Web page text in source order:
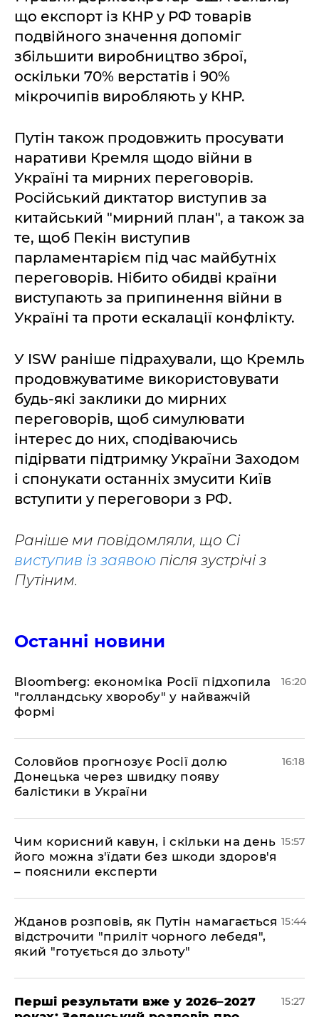
що експорт із КНР у РФ товарів
подвійного значення допоміг
збільшити виробництво зброї,
оскільки 70% верстатів і 90%
мікрочипів виробляють у КНР.
Путін також продовжить просувати
наративи Кремля щодо війни в
Україні та мирних переговорів.
Російський диктатор виступив за
китайський "мирний план", а також за
те, щоб Пекін виступив
парламентарієм під час майбутніх
переговорів. Нібито обидві країни
виступають за припинення війни в
Україні та проти ескалації конфлікту.
У ISW раніше підрахували, що Кремль
продовжуватиме використовувати
будь-які заклики до мирних
переговорів, щоб симулювати
інтерес до них, сподіваючись
підірвати підтримку України Заходом
і спонукати останніх змусити Київ
вступити у переговори з РФ.
Раніше ми повідомляли, що Сі
виступив із заявою після зустрічі з
Путіним.
Останні новини
Bloomberg: економіка Росії підхопила
"голландську хворобу" у найважчій
формі
16:20
Соловйов прогнозує Росії долю
Донецька через швидку появу
балістики в України
16:18
Чим корисний кавун, і скільки на день
його можна з'їдати без шкоди здоров'я
– пояснили експерти
15:57
Жданов розповів, як Путін намагається
відстрочити "приліт чорного лебедя",
який "готується до зльоту"
15:44
Перші результати вже у 2026–2027
15:27